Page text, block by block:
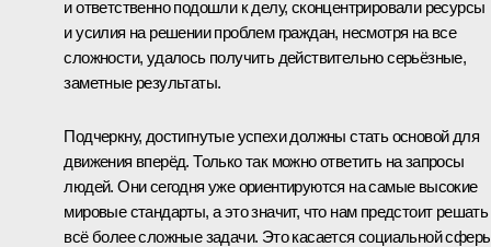
и ответственно подошли к делу, сконцентрировали ресурсы
и усилия на решении проблем граждан, несмотря на все
сложности, удалось получить действительно серьёзные,
заметные результаты.
Подчеркну, достигнутые успехи должны стать основой для
движения вперёд. Только так можно ответить на запросы
людей. Они сегодня уже ориентируются на самые высокие
мировые стандарты, а это значит, что нам предстоит решать
всё более сложные задачи. Это касается социальной